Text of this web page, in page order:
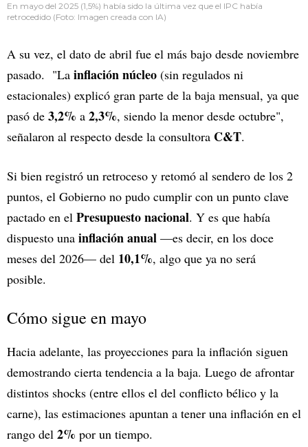
En mayo del 2025 (1,5%) había sido la última vez que el IPC había
retrocedido (Foto: Imagen creada con IA)
A su vez, el dato de abril fue el más bajo desde noviembre
pasado. "La inflación núcleo (sin regulados ni
estacionales) explicó gran parte de la baja mensual, ya que
pasó de 3,2% a 2,3%, siendo la menor desde octubre",
señalaron al respecto desde la consultora C&T.
Si bien registró un retroceso y retomó al sendero de los 2
puntos, el Gobierno no pudo cumplir con un punto clave
pactado en el Presupuesto nacional. Y es que había
dispuesto una inflación anual —es decir, en los doce
meses del 2026— del 10,1%, algo que ya no será
posible.
Cómo sigue en mayo
Hacia adelante, las proyecciones para la inflación siguen
demostrando cierta tendencia a la baja. Luego de afrontar
distintos shocks (entre ellos el del conflicto bélico y la
carne), las estimaciones apuntan a tener una inflación en el
rango del 2% por un tiempo.